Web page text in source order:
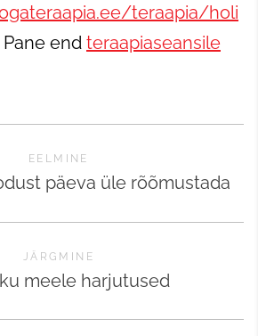
teraapia/holi
Pane end teraapiaseansile
EELMINE
päeva üle rõõmustada
JÄRGMINE
meele harjutused